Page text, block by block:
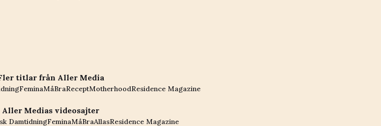
titlar från Aller Media
FeminaMåBraReceptMotherhoodResidence Magazine
Aller Medias videosajter
DamtidningFeminaMåBraAllasResidence Magazine